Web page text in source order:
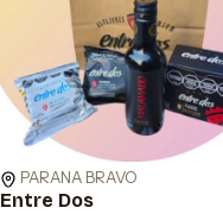
PARANA BRAVO
Entre Dos